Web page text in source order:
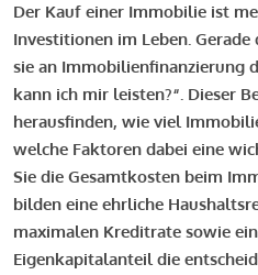
Der Kauf einer Immobilie ist
Investitionen im Leben.
sie an Immobilienfinanzierung
kann ich mir leisten?“. Dieser
herausfinden, wie viel
welche Faktoren dabei eine
Sie die Gesamtkosten beim
bilden eine ehrliche
maximalen Kreditrate sowie
Eigenkapitalanteil die